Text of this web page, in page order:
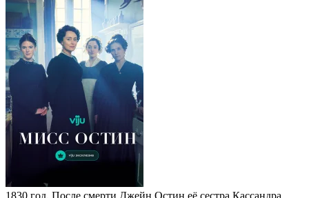
1830 год. После смерти Джейн Остин её сестра Кассандра